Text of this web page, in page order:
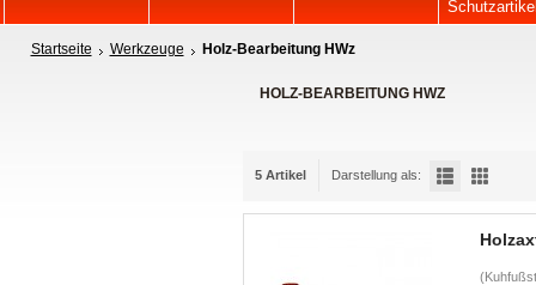
Startseite Werkzeuge Holz-Bearbeitung HWz
HOLZ-BEARBEITUNG HWZ
5 Artikel Darstellung als: